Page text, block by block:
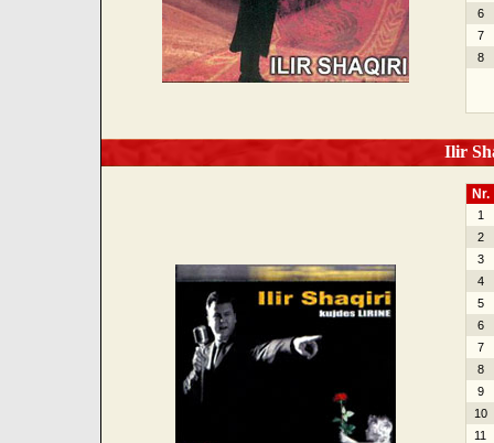
6
7
8
Ilir
Nr.
1
2
3
4
5
6
7
8
9
10
11